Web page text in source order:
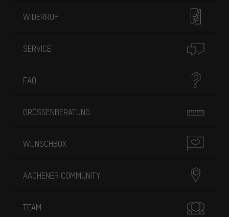
WIDERRUF
SERVICE
FAQ
GRÖSSENBERATUNG
WUNSCHBOX
AACHENER COMMUNITY
TEAM